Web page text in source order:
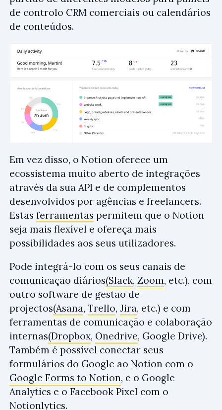
de controlo CRM comerciais ou calendários
de conteúdos.
Em vez disso, o Notion oferece um
ecossistema muito aberto de integrações
através da sua API e de complementos
desenvolvidos por agências e freelancers.
Estas ferramentas permitem que o Notion
seja mais flexível e ofereça mais
possibilidades aos seus utilizadores.
Pode integrá-lo com os seus canais de
comunicação diários(Slack, Zoom, etc.), com
outro software de gestão de
projectos(Asana, Trello, Jira, etc.) e com
ferramentas de comunicação e colaboração
internas(Dropbox, Onedrive, Google Drive).
Também é possível conectar seus
formulários do Google ao Notion com o
Google Forms to Notion, e o Google
Analytics e o Facebook Pixel com o
Notionlytics.